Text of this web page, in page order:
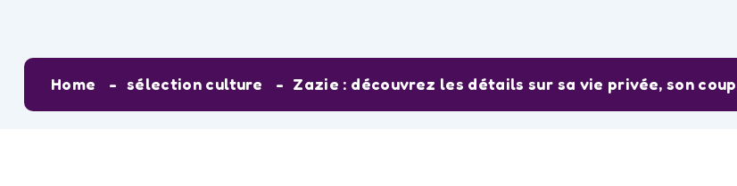
Home sélection culture Zazie : découvrez les détails sur sa vie privée, son